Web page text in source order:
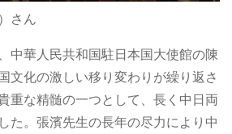
さん
中華人民共和国駐日本国大使館の陳
文化の激しい移り変わりが繰り返さ
重な精髄の一つとして、長く中日両
た。張濱先生の長年の尽力により中